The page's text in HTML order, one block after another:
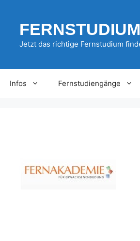
springen
Jetzt das richtige Fernstudium
Infos Fernstudiengänge